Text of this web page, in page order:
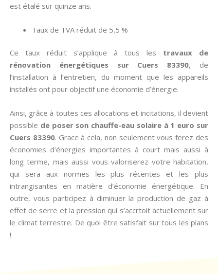
est étalé sur quinze ans.
Taux de TVA réduit de 5,5 %
Ce taux réduit s’applique à tous les travaux de
rénovation énergétiques sur Cuers 83390, de
l’installation à l’entretien, du moment que les appareils
installés ont pour objectif une économie d’énergie.
Ainsi, grâce à toutes ces allocations et incitations, il devient
possible de poser son chauffe-eau solaire à 1 euro sur
Cuers 83390. Grace à cela, non seulement vous ferez des
économies d’énergies importantes à court mais aussi à
long terme, mais aussi vous valoriserez votre habitation,
qui sera aux normes les plus récentes et les plus
intrangisantes en matière d’économie énergétique. En
outre, vous participez à diminuer la production de gaz à
effet de serre et la pression qui s’accrtoit actuellement sur
le climat terrestre. De quoi être satisfait sur tous les plans
!